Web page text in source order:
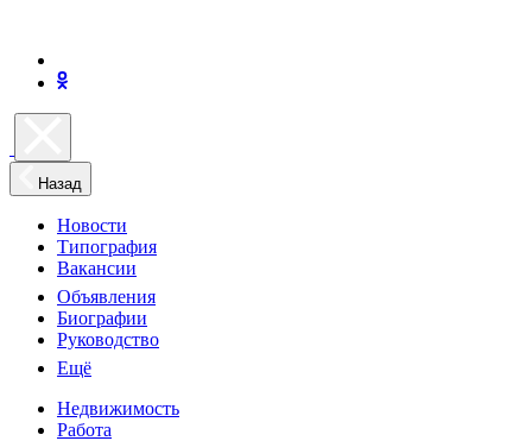
Назад
Новости
Типография
Вакансии
Объявления
Биографии
Руководство
Ещё
Недвижимость
Работа